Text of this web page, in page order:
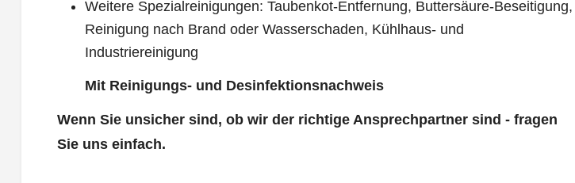
Weitere Spezialreinigungen: Taubenkot-Entfernung, Buttersäure-Beseitigung,
Reinigung nach Brand oder Wasserschaden, Kühlhaus- und
Industriereinigung
Mit Reinigungs- und Desinfektionsnachweis
Wenn Sie unsicher sind, ob wir der richtige Ansprechpartner sind - fragen
Sie uns einfach.